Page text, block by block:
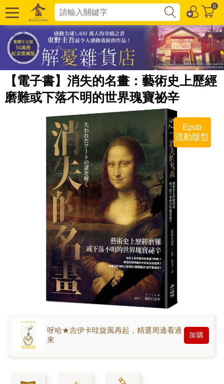
0
【電子書】消失的名畫：藝術史上歷經
磨難或下落不明的世界瑰寶祕辛
Epub
流動版型
呀哈★吉伊卡哇旋風再起，精選周邊看過
來
加購